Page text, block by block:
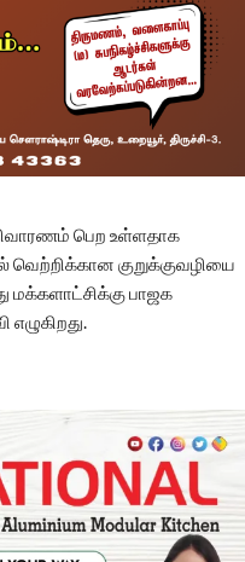
பெற உள்ளதாக
வெற்றிக்கான குறுக்குவழியை
மக்களாட்சிக்கு பாஜக